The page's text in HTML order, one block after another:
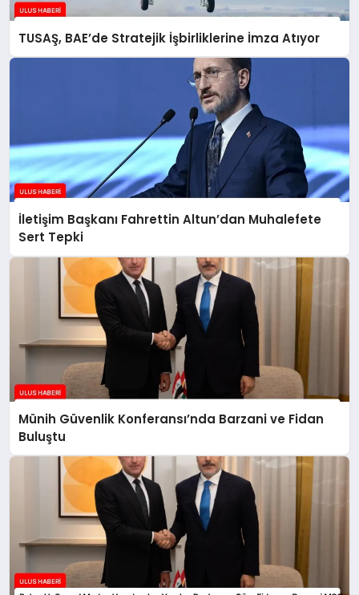
TUSAŞ, BAE’de Stratejik İşbirliklerine İmza Atıyor
İletişim Başkanı Fahrettin Altun’dan Muhalefete
Sert Tepki
Münih Güvenlik Konferansı’nda Barzani ve Fidan
Buluştu